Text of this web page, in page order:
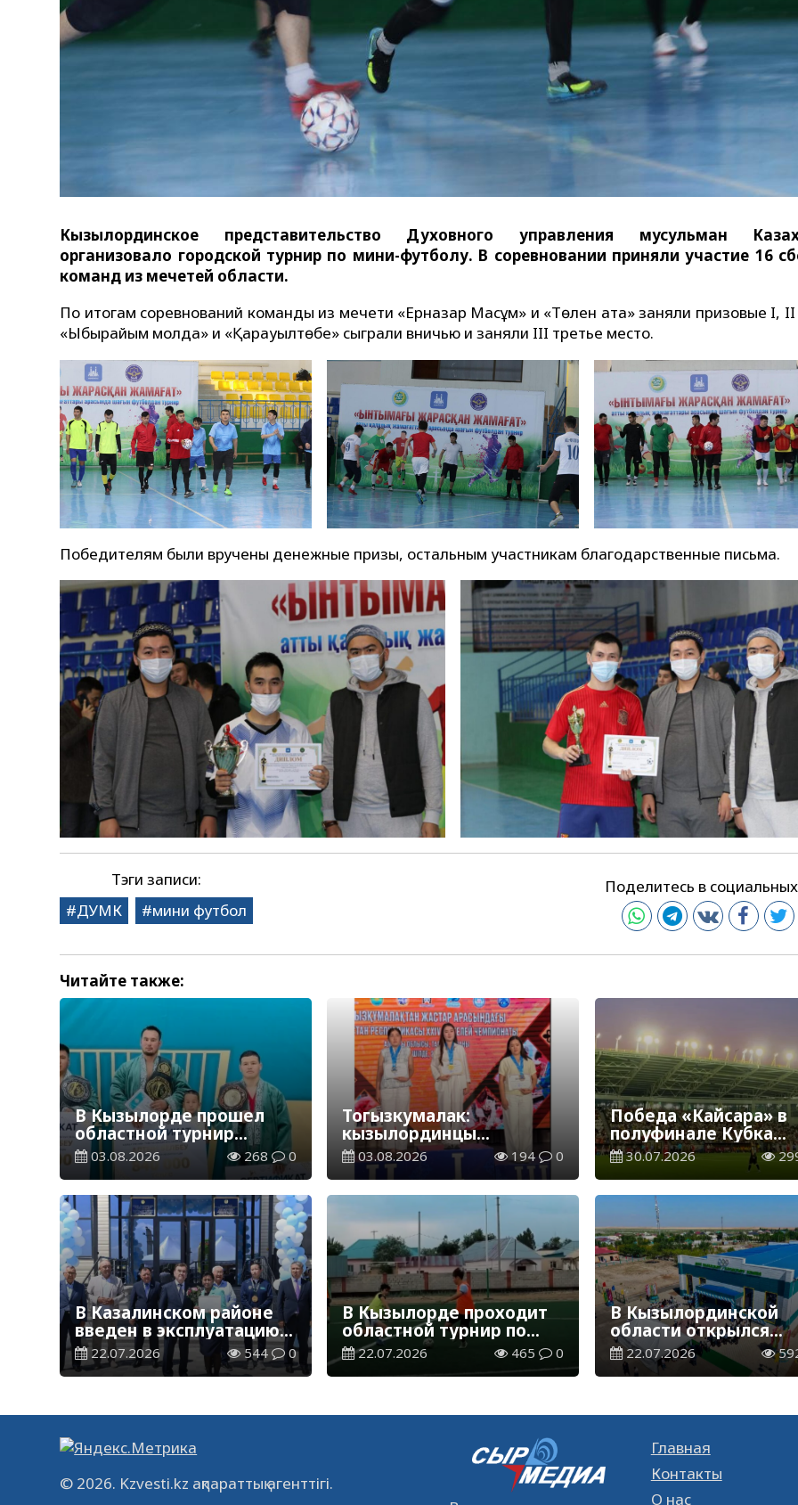
Кызылординское представительство Духовного управления мусульман
организовало городской турнир по мини-футболу. В соревновании приняли участие 16
команд из мечетей области.
По итогам соревнований команды из мечети «Ерназар Мақсұм» и «Төлен ата» заняли призовые I, II
«Ыбырайым молда» и «Қарауылтөбе» сыграли вничью и заняли III третье место.
Победителям были вручены денежные призы, остальным участникам благодарственные письма.
Тэги записи:
ДУМК
мини футбол
Поделитесь в
Читайте также:
В Кызылорде прошел
областной турнир
«Алтын белбеу»
03.08.2026 268 0
Тогызкумалак:
кызылординцы
завоевали медали
чемпионата Казахстана
03.08.2026 194 0
Победа «Кайсара» в
полуфинале Кубка
Казахстана
30.07.2026
В Казалинском районе
введен в эксплуатацию
еще один физкультурно-
оздоровительный
комплекс
22.07.2026 544 0
В Кызылорде проходит
областной турнир по
футболу QYZYLORDA CUP
22.07.2026 465 0
В Кызылординской
области открылся
физкультурно-
оздоровительный
комплекс
22.07.2026
© 2026. Kzvesti.kz ақпараттық агенттігі.
Главная
Контакты
О нас